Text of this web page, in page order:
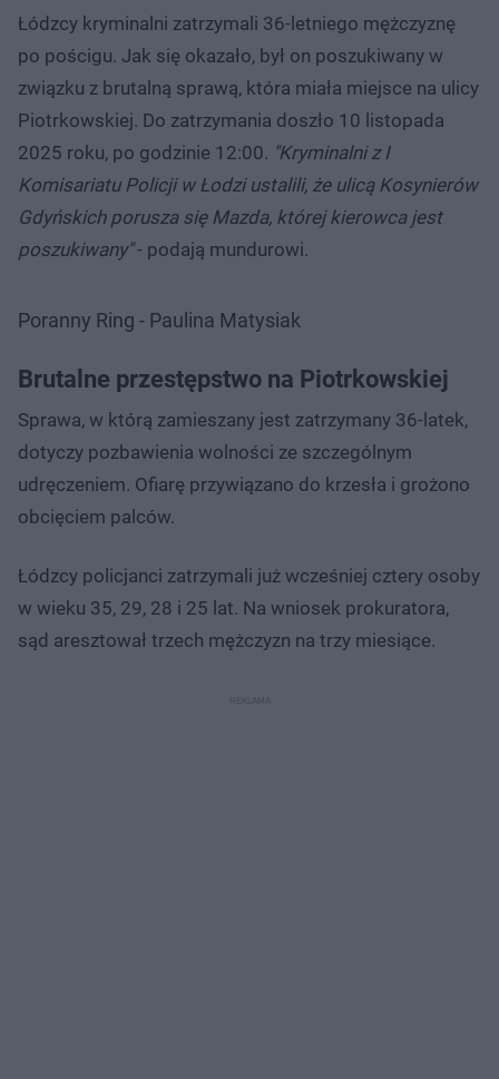
Łódzcy kryminalni zatrzymali 36-letniego mężczyznę
po pościgu. Jak się okazało, był on poszukiwany w
związku z brutalną sprawą, która miała miejsce na ulicy
Piotrkowskiej. Do zatrzymania doszło 10 listopada
2025 roku, po godzinie 12:00. "Kryminalni z I
Komisariatu Policji w Łodzi ustalili, że ulicą Kosynierów
Gdyńskich porusza się Mazda, której kierowca jest
poszukiwany"- podają mundurowi.
Poranny Ring - Paulina Matysiak
Brutalne przestępstwo na Piotrkowskiej
Sprawa, w którą zamieszany jest zatrzymany 36-latek,
dotyczy pozbawienia wolności ze szczególnym
udręczeniem. Ofiarę przywiązano do krzesła i grożono
obcięciem palców.
Łódzcy policjanci zatrzymali już wcześniej cztery osoby
w wieku 35, 29, 28 i 25 lat. Na wniosek prokuratora,
sąd aresztował trzech mężczyzn na trzy miesiące.